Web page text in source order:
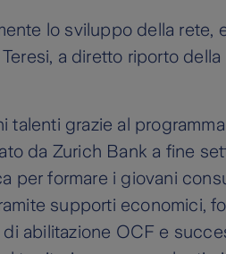
lo sviluppo della rete,
a diretto riporto della
talenti grazie al
da Zurich Bank a fine
per formare i giovani
supporti economici,
abilitazione OCF e